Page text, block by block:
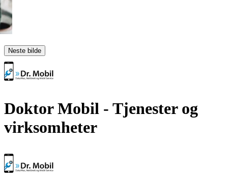
Neste bilde
Doktor Mobil - Tjenester og
virksomheter